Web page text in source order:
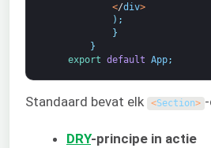
</div>
) ;
}
}
export default App;
Standaard bevat elk <Section>
DRY-principe in actie